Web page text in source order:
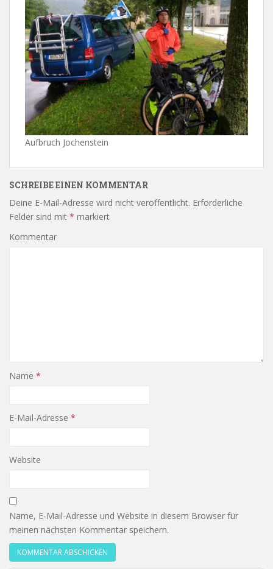
Aufbruch Jochenstein
SCHREIBE EINEN KOMMENTAR
Deine E-Mail-Adresse wird nicht veröffentlicht. Erforderliche
Felder sind mit * markiert
Kommentar
Name *
E-Mail-Adresse *
Website
Name, E-Mail-Adresse und Website in diesem Browser für
meinen nächsten Kommentar speichern.